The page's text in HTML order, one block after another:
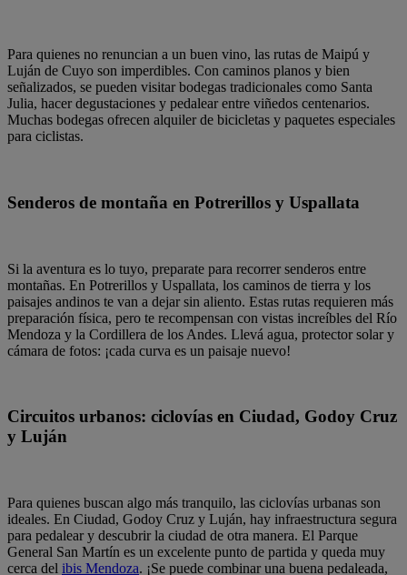
Para quienes no renuncian a un buen vino, las rutas de Maipú y
Luján de Cuyo son imperdibles. Con caminos planos y bien
señalizados, se pueden visitar bodegas tradicionales como Santa
Julia, hacer degustaciones y pedalear entre viñedos centenarios.
Muchas bodegas ofrecen alquiler de bicicletas y paquetes especiales
para ciclistas.
Senderos de montaña en Potrerillos y Uspallata
Si la aventura es lo tuyo, preparate para recorrer senderos entre
montañas. En Potrerillos y Uspallata, los caminos de tierra y los
paisajes andinos te van a dejar sin aliento. Estas rutas requieren más
preparación física, pero te recompensan con vistas increíbles del Río
Mendoza y la Cordillera de los Andes. Llevá agua, protector solar y
cámara de fotos: ¡cada curva es un paisaje nuevo!
Circuitos urbanos: ciclovías en Ciudad, Godoy Cruz
y Luján
Para quienes buscan algo más tranquilo, las ciclovías urbanas son
ideales. En Ciudad, Godoy Cruz y Luján, hay infraestructura segura
para pedalear y descubrir la ciudad de otra manera. El Parque
General San Martín es un excelente punto de partida y queda muy
cerca del ibis Mendoza. ¡Se puede combinar una buena pedaleada,